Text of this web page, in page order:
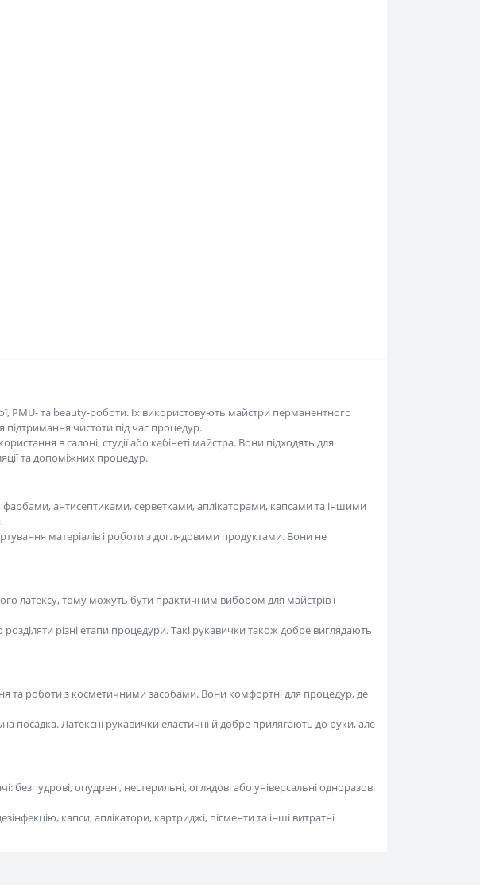
та beauty-роботи. Їх використовують майстри перманентного макіяжу,
чистоти під час процедур.
в салоні, студії або кабінеті майстра. Вони підходять для підготовки
процедур.
антисептиками, серветками, аплікаторами, капсами та іншими
матеріалів і роботи з доглядовими продуктами. Вони не замінюють
різні етапи процедури. Такі рукавички також добре виглядають у
Латексні рукавички еластичні й добре прилягають до руки, але
капси, аплікатори, картриджі, пігменти та інші витратні матеріали